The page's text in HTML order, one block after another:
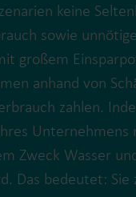
keine
sowie
großem
anhand von
zahlen.
Unternehmens
Zweck Wasser
Das bedeutet: Sie